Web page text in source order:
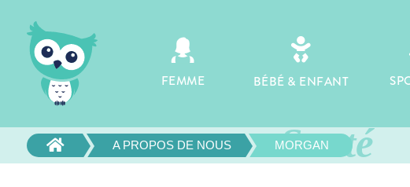
FEMME

BÉBÉ & ENFANT
 A PROPOS DE NOUS MORGAN
A PROPOS DE
Co-fondateur Le
Santé